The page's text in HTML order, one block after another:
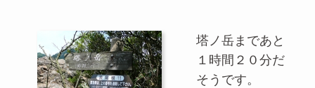
塔ノ岳まであと
１時間２０分だ
そうです。